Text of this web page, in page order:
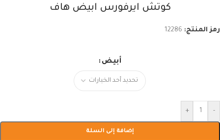
كوتش ايرفورس ابيض هاف
رمز المنتج: 12286
أبيض
-
+
إضافة إلى السلة